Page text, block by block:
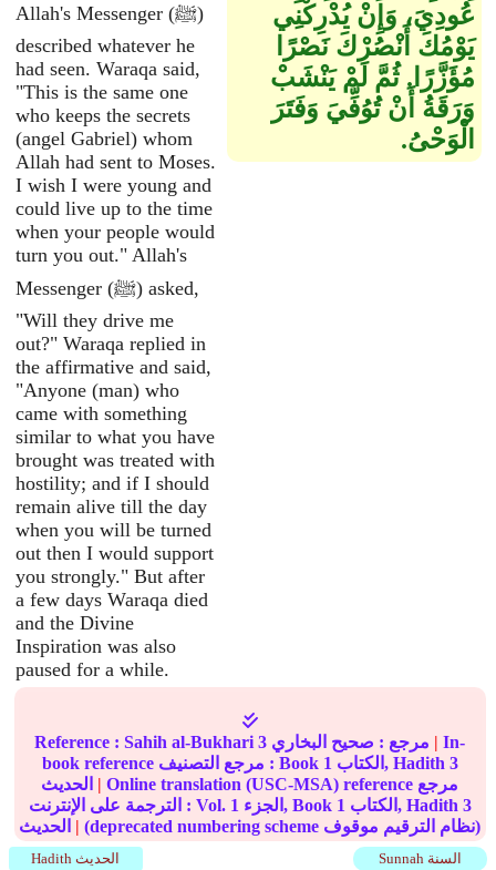
Allah's Messenger (ﷺ)
described whatever he
had seen. Waraqa said,
"This is the same one
who keeps the secrets
(angel Gabriel) whom
Allah had sent to Moses.
I wish I were young and
could live up to the time
when your people would
turn you out." Allah's
Messenger (ﷺ) asked,
"Will they drive me
out?" Waraqa replied in
the affirmative and said,
"Anyone (man) who
came with something
similar to what you have
brought was treated with
hostility; and if I should
remain alive till the day
when you will be turned
out then I would support
you strongly." But after
a few days Waraqa died
and the Divine
Inspiration was also
paused for a while.
عُودِيَ، وَإِنْ يُدْرِكْنِي
يَوْمُكَ أَنْصُرْكَ نَصْرًا
مُؤَزَّرًا‏.‏ ثُمَّ لَمْ يَنْشَبْ
وَرَقَةُ أَنْ تُوُفِّيَ وَفَتَرَ
الْوَحْىُ‏.‏
Reference :Sahih al-Bukhari 3 مرجع : صحيح البخاري | In-
book reference مرجع التصنيف : Book 1 الكتاب, Hadith 3
| Online translation (USC-MSA) reference مرجع
الترجمة على الإنترنت : Vol. 1 الجزء, Book 1 الكتاب, Hadith 3
| (deprecated numbering scheme نظام الترقيم موقوف)
Sunnah السنة Hadith الحديث